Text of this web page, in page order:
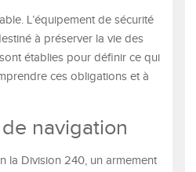
L’équipement de sécurité
à préserver la vie des
établies pour définir ce qui
ces obligations et à
navigation
la Division 240, un armement